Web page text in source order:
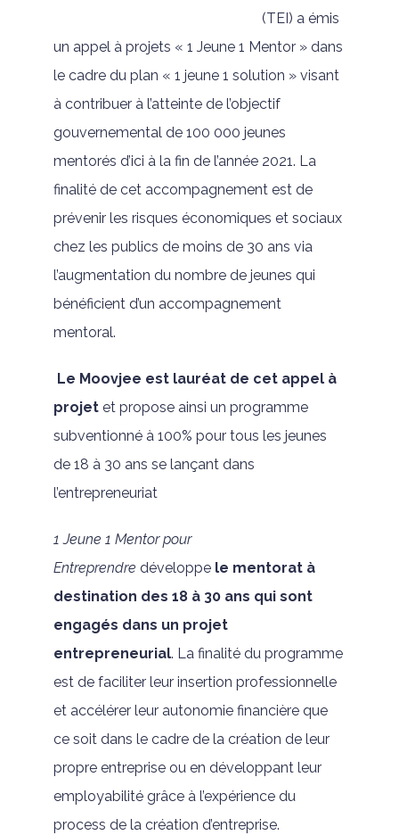
(TEI) a émis
un appel à projets « 1 Jeune 1 Mentor » dans
le cadre du plan « 1 jeune 1 solution » visant
à contribuer à l’atteinte de l’objectif
gouvernemental de 100 000 jeunes
mentorés d’ici à la fin de l’année 2021. La
finalité de cet accompagnement est de
prévenir les risques économiques et sociaux
chez les publics de moins de 30 ans via
l’augmentation du nombre de jeunes qui
bénéficient d’un accompagnement
mentoral.
Le Moovjee est lauréat de cet appel à
projetet propose ainsi un programme
subventionné à 100% pour tous les jeunes
de 18 à 30 ans se lançant dans
l’entrepreneuriat
1 Jeune 1 Mentor pour
Entreprendre développe le mentorat à
destination des 18 à 30 ans qui sont
engagés dans un projet
entrepreneurial. La finalité du programme
est de faciliter leur insertion professionnelle
et accélérer leur autonomie financière que
ce soit dans le cadre de la création de leur
propre entreprise ou en développant leur
employabilité grâce à l’expérience du
process de la création d’entreprise.